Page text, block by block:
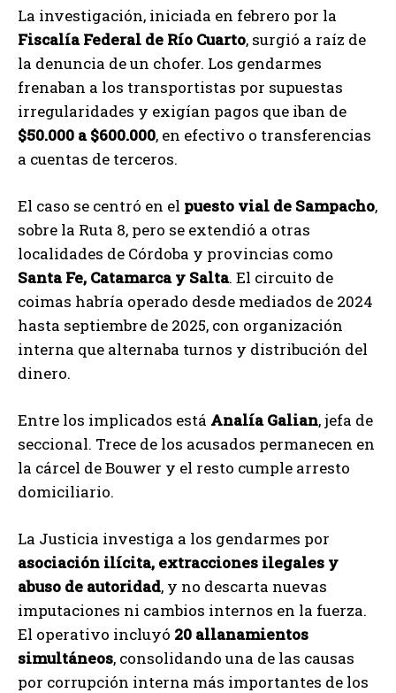
La investigación, iniciada en febrero por la
Fiscalía Federal de Río Cuarto, surgió a raíz de
la denuncia de un chofer. Los gendarmes
frenaban a los transportistas por supuestas
irregularidades y exigían pagos que iban de
$50.000 a $600.000, en efectivo o transferencias
a cuentas de terceros.
El caso se centró en el puesto vial de Sampacho,
sobre la Ruta 8, pero se extendió a otras
localidades de Córdoba y provincias como
Santa Fe, Catamarca y Salta. El circuito de
coimas habría operado desde mediados de 2024
hasta septiembre de 2025, con organización
interna que alternaba turnos y distribución del
dinero.
Entre los implicados está Analía Galian, jefa de
seccional. Trece de los acusados permanecen en
la cárcel de Bouwer y el resto cumple arresto
domiciliario.
La Justicia investiga a los gendarmes por
asociación ilícita, extracciones ilegales y
abuso de autoridad, y no descarta nuevas
imputaciones ni cambios internos en la fuerza.
El operativo incluyó 20 allanamientos
simultáneos, consolidando una de las causas
por corrupción interna más importantes de los